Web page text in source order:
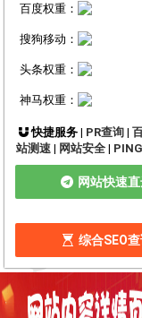
百度权重：
搜狗移动：
头条权重：
神马权重：
快捷服务 | PR查询|
站测速 | 网站安全 |
网站快速
综合SEO